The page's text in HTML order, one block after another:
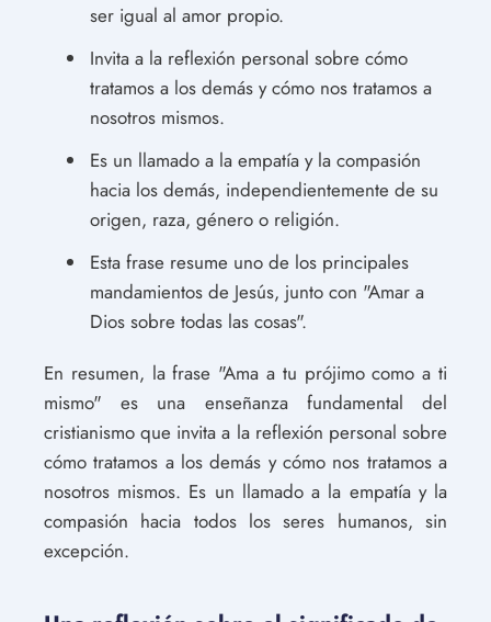
ser igual al amor propio.
Invita a la reflexión personal sobre cómo
tratamos a los demás y cómo nos tratamos a
nosotros mismos.
Es un llamado a la empatía y la compasión
hacia los demás, independientemente de su
origen, raza, género o religión.
Esta frase resume uno de los principales
mandamientos de Jesús, junto con "Amar a
Dios sobre todas las cosas".
En resumen, la frase "Ama a tu prójimo como a ti
mismo" es una enseñanza fundamental del
cristianismo que invita a la reflexión personal sobre
cómo tratamos a los demás y cómo nos tratamos a
nosotros mismos. Es un llamado a la empatía y la
compasión hacia todos los seres humanos, sin
excepción.